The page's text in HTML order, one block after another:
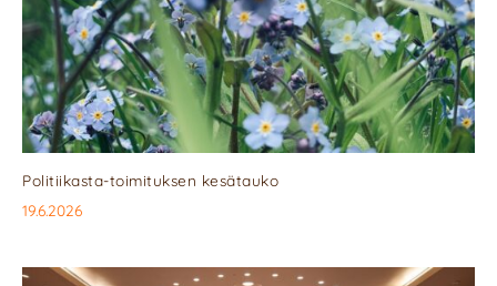
Politiikasta-toimituksen kesätauko
19.6.2026